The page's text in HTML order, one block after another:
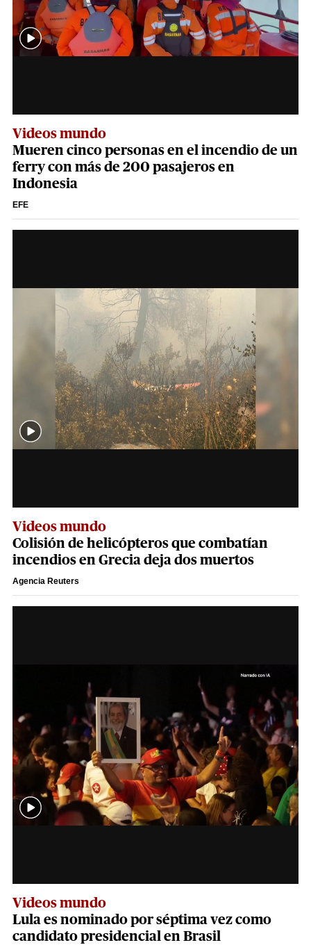
Videos mundo
Mueren cinco personas en el incendio de un
ferry con más de 200 pasajeros en
Indonesia
EFE
Videos mundo
Colisión de helicópteros que combatían
incendios en Grecia deja dos muertos
Agencia Reuters
Videos mundo
Lula es nominado por séptima vez como
candidato presidencial en Brasil